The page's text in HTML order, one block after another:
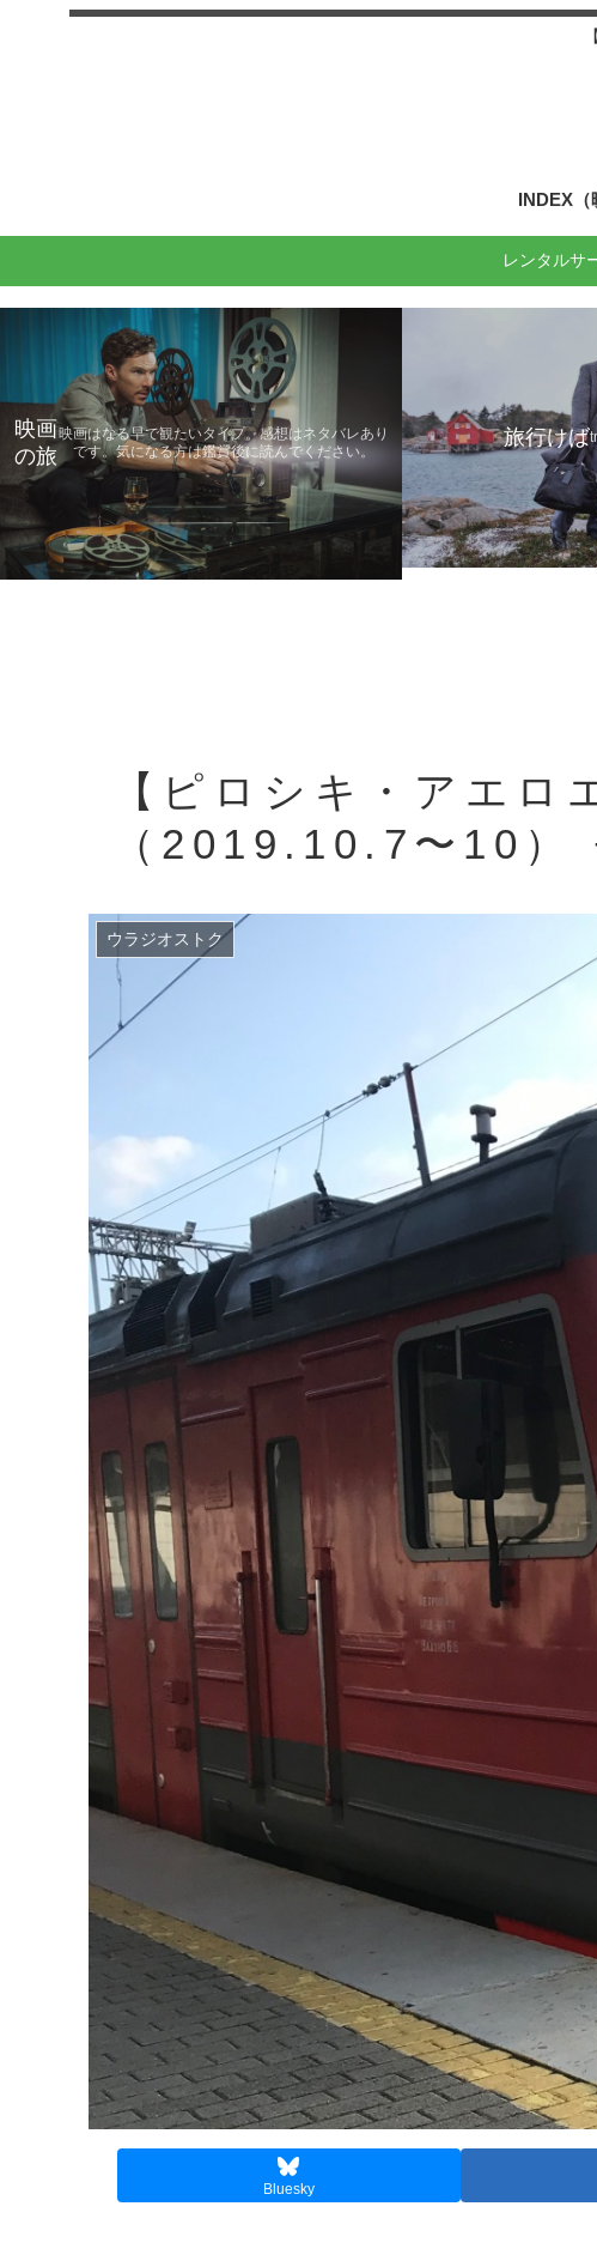
INDEX（
レンタルサ
映画
の旅
映画はなる早で観たいタイプ。感想はネタバレあり
です。気になる方は鑑賞後に読んでください。
旅行けば
【ピロシキ・アエ
（2019.10.7〜10）
ウラジオストク
Bluesky